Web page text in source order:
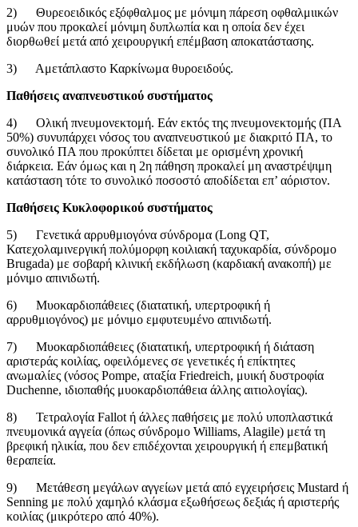
2) Θυρεοειδικός εξόφθαλμος με μόνιμη πάρεση οφθαλμιικών
μυών που προκαλεί μόνιμη δυπλωπία και η οποία δεν έχει
διορθωθεί μετά από χειρουργική επέμβαση αποκατάστασης.
3) Αμετάπλαστο Καρκίνωμα θυροειδούς.
Παθήσεις αναπνευστικού συστήματος
4) Ολική πνευμονεκτομή. Εάν εκτός της πνευμονεκτομής (ΠΑ
50%) συνυπάρχει νόσος του αναπνευστικού με διακριτό ΠΑ, το
συνολικό ΠΑ που προκύπτει δίδεται με ορισμένη χρονική
διάρκεια. Εάν όμως και η 2η πάθηση προκαλεί μη αναστρέψιμη
κατάσταση τότε το συνολικό ποσοστό αποδίδεται επ’ αόριστον.
Παθήσεις Κυκλοφορικού συστήματος
5) Γενετικά αρρυθμιογόνα σύνδρομα (Long QT,
Κατεχολαμινεργική πολύμορφη κοιλιακή ταχυκαρδία, σύνδρομο
Brugada) με σοβαρή κλινική εκδήλωση (καρδιακή ανακοπή) με
μόνιμο απινιδωτή.
6) Μυοκαρδιοπάθειες (διατατική, υπερτροφική ή
αρρυθμιογόνος) με μόνιμο εμφυτευμένο απινιδωτή.
7) Μυοκαρδιοπάθειες (διατατική, υπερτροφική ή διάταση
αριστεράς κοιλίας, οφειλόμενες σε γενετικές ή επίκτητες
ανωμαλίες (νόσος Pompe, αταξία Friedreich, μυική δυστροφία
Duchenne, ιδιοπαθής μυοκαρδιοπάθεια άλλης αιτιολογίας).
8) Τετραλογία Fallot ή άλλες παθήσεις με πολύ υποπλαστικά
πνευμονικά αγγεία (όπως σύνδρομο Williams, Alagile) μετά τη
βρεφική ηλικία, που δεν επιδέχονται χειρουργική ή επεμβατική
θεραπεία.
9) Μετάθεση μεγάλων αγγείων μετά από εγχειρήσεις Mustard ή
Senning με πολύ χαμηλό κλάσμα εξωθήσεως δεξιάς ή αριστερής
κοιλίας (μικρότερο από 40%).